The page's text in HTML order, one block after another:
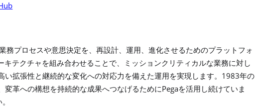
務プロセスや意思決定を、再設計、運用、進化させるためのプラットフォ
キテクチャを組み合わせることで、ミッションクリティカルな業務に対し
拡張性と継続的な変化への対応力を備えた運用を実現します。 1983年の
変革への構想を持続的な成果へつなげるためにPegaを活用し続けていま